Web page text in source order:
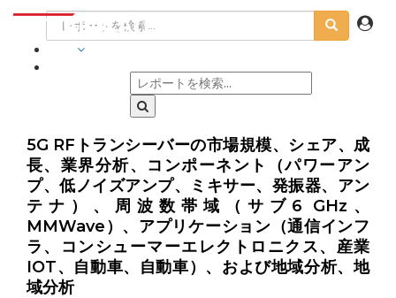
5G RFトランシーバーの市場規模、シェア、成
長、業界分析、コンポーネント（パワーアン
プ、低ノイズアンプ、ミキサー、発振器、アン
テナ）、周波数帯域（サブ6 GHz、
MMWave）、アプリケーション（通信インフ
ラ、コンシューマーエレクトロニクス、産業
IOT、自動車、自動車）、および地域分析、地
域分析